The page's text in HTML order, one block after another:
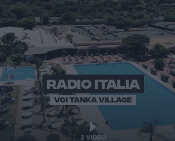
RADIO ITALIA
VOI TANKA VILLAGE
2VIDEO